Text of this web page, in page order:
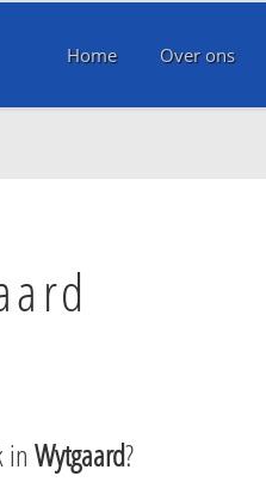
Home Over ons
in Wytgaard?